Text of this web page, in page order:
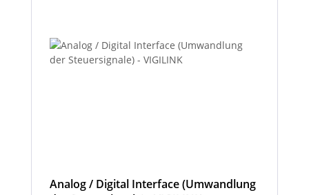
Analog / Digital Interface (Umwandlung